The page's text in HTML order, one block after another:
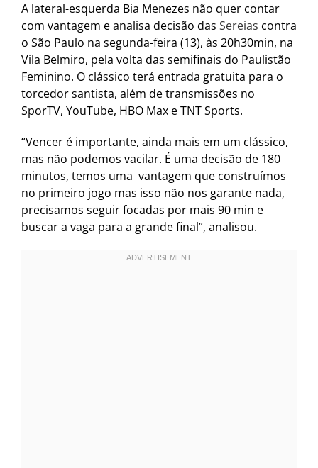
A lateral-esquerda Bia Menezes não quer contar
com vantagem e analisa decisão das Sereias contra
o São Paulo na segunda-feira (13), às 20h30min, na
Vila Belmiro, pela volta das semifinais do Paulistão
Feminino. O clássico terá entrada gratuita para o
torcedor santista, além de transmissões no
SporTV, YouTube, HBO Max e TNT Sports.
“Vencer é importante, ainda mais em um clássico,
mas não podemos vacilar. É uma decisão de 180
minutos, temos uma vantagem que construímos
no primeiro jogo mas isso não nos garante nada,
precisamos seguir focadas por mais 90 min e
buscar a vaga para a grande final”, analisou.